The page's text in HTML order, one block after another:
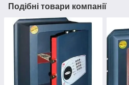
Подібні товари компанії